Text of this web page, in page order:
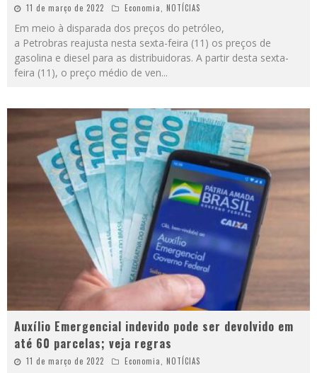
11 de março de 2022 Economia, NOTÍCIAS
Em meio à disparada dos preços do petróleo,
a Petrobras reajusta nesta sexta-feira (11) os preços de
gasolina e diesel para as distribuidoras. A partir desta sexta-
feira (11), o preço médio de ven...
Auxílio Emergencial indevido pode ser devolvido em
até 60 parcelas; veja regras
11 de março de 2022 Economia NOTÍCIAS